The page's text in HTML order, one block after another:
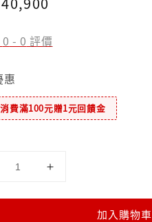
0 - 0 評價
惠
費滿100元贈1元回饋金
加入購物車